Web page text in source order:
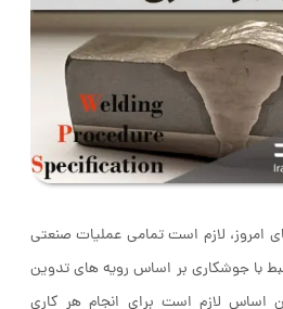
امروز، لازم است تمامی عملیات صنعتی
با جوشکاری بر اساس رویه های تدوین
اساس لازم است برای انجام هر کاری